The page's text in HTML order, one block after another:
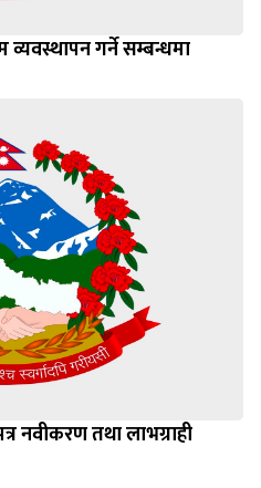
गर्ने सम्बन्धमा
नवीकरण तथा लाभग्राही